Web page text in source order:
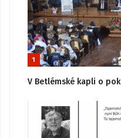
1
V Betlémské kapli o